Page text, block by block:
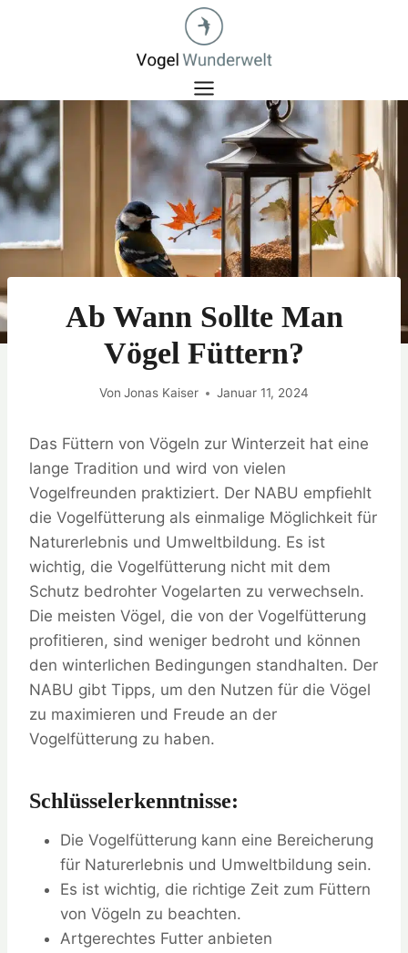
Ab Wann Sollte Man
Vögel Füttern?
Von Jonas Kaiser Januar 11, 2024
Das Füttern von Vögeln zur Winterzeit hat eine
lange Tradition und wird von vielen
Vogelfreunden praktiziert. Der NABU empfiehlt
die Vogelfütterung als einmalige Möglichkeit für
Naturerlebnis und Umweltbildung. Es ist
wichtig, die Vogelfütterung nicht mit dem
Schutz bedrohter Vogelarten zu verwechseln.
Die meisten Vögel, die von der Vogelfütterung
profitieren, sind weniger bedroht und können
den winterlichen Bedingungen standhalten. Der
NABU gibt Tipps, um den Nutzen für die Vögel
zu maximieren und Freude an der
Vogelfütterung zu haben.
Schlüsselerkenntnisse:
Die Vogelfütterung kann eine Bereicherung
für Naturerlebnis und Umweltbildung sein.
Es ist wichtig, die richtige Zeit zum Füttern
von Vögeln zu beachten.
Artgerechtes Futter anbieten